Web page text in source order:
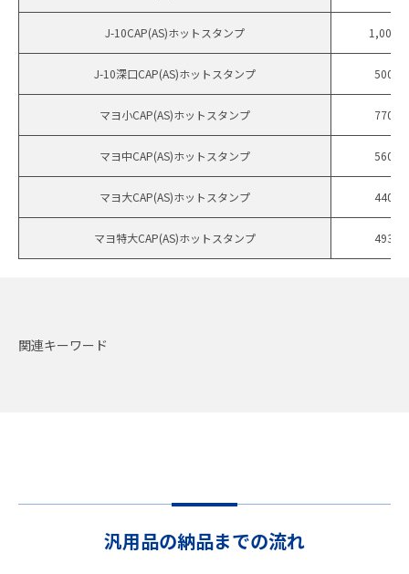
J-10CAP(AS)ホットスタンプ 1,000
J-10深口CAP(AS)ホットスタンプ 500
マヨ小CAP(AS)ホットスタンプ 770
マヨ中CAP(AS)ホットスタンプ 560
マヨ大CAP(AS)ホットスタンプ 440
マヨ特大CAP(AS)ホットスタンプ 493
関連キーワード
汎用品の納品までの流れ